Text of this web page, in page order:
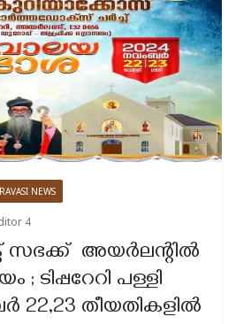
NEWS
4
അയർലന്റിൽ
; ടിപ്പറേറി പള്ളി
22,23 തീയതികളിൽ